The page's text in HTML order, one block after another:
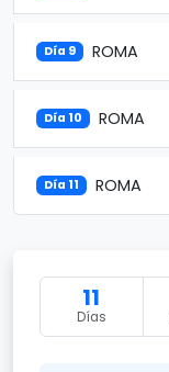
Día 9 ROMA
Día 10 ROMA
Día 11 ROMA
11
Días